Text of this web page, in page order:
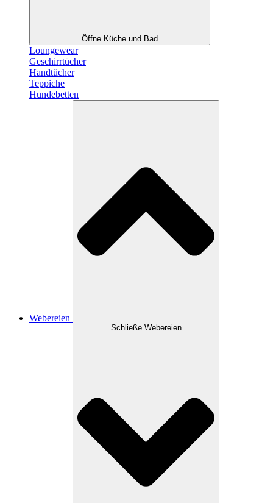
Öffne Küche und Bad
Loungewear
Geschirrtücher
Handtücher
Teppiche
Hundebetten
Webereien
Schließe Webereien